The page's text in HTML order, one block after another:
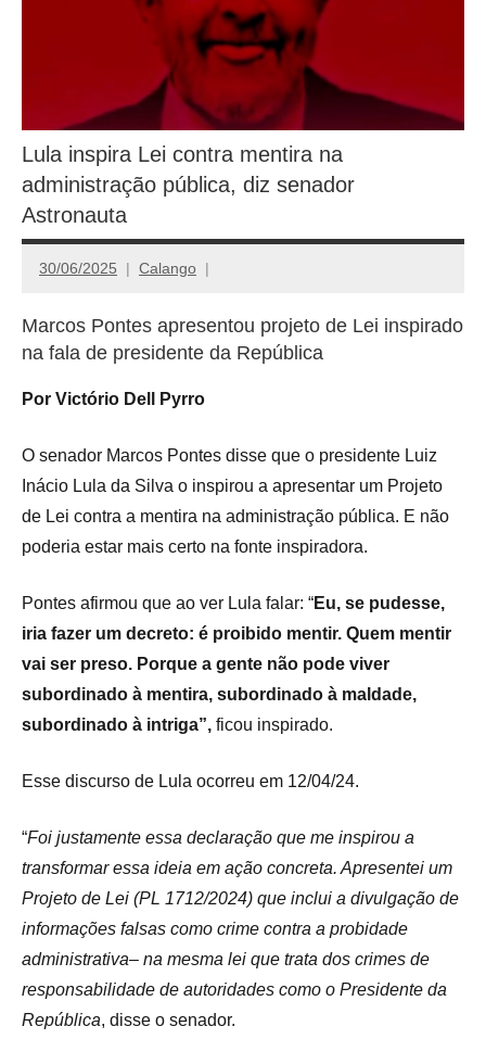
Lula inspira Lei contra mentira na
administração pública, diz senador
Astronauta
30/06/2025 Calango
Marcos Pontes apresentou projeto de Lei inspirado
na fala de presidente da República
Por Victório Dell Pyrro
O senador Marcos Pontes disse que o presidente Luiz
Inácio Lula da Silva o inspirou a apresentar um Projeto
de Lei contra a mentira na administração pública. E não
poderia estar mais certo na fonte inspiradora.
Pontes afirmou que ao ver Lula falar: “Eu, se pudesse,
iria fazer um decreto: é proibido mentir. Quem mentir
vai ser preso. Porque a gente não pode viver
subordinado à mentira, subordinado à maldade,
subordinado à intriga”, ficou inspirado.
Esse discurso de Lula ocorreu em 12/04/24.
“Foi justamente essa declaração que me inspirou a
transformar essa ideia em ação concreta. Apresentei um
Projeto de Lei (PL 1712/2024) que inclui a divulgação de
informações falsas como crime contra a probidade
administrativa– na mesma lei que trata dos crimes de
responsabilidade de autoridades como o Presidente da
República, disse o senador.